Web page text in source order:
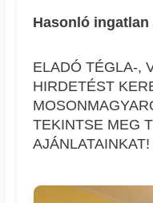
Hasonló
ELADÓ TÉGLA-,
HIRDETÉST
TEKINTSE MEG
AJÁNLATAINKAT!